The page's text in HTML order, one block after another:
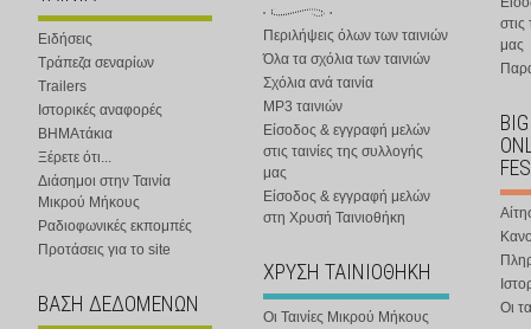
Ειδήσεις
Τράπεζα σεναρίων
Trailers
Ιστορικές αναφορές
ΒΗΜΑτάκια
Ξέρετε ότι...
Διάσημοι στην Ταινία
Μικρού Μήκους
Ραδιοφωνικές εκπομπές
Προτάσεις για το site
ΒΑΣΗ ΔΕΔΟΜΕΝΩΝ
Περιλήψεις όλων των ταινιών
Όλα τα σχόλια των ταινιών
Σχόλια ανά ταινία
MP3 ταινιών
Είσοδος & εγγραφή μελών
στις ταινίες της συλλογής
μας
Είσοδος & εγγραφή μελών
στη Χρυσή Ταινιοθήκη
ΧΡΥΣΗ ΤΑΙΝΙΟΘΗΚΗ
Οι Ταινίες Μικρού Μήκους
στις
μας
Οι